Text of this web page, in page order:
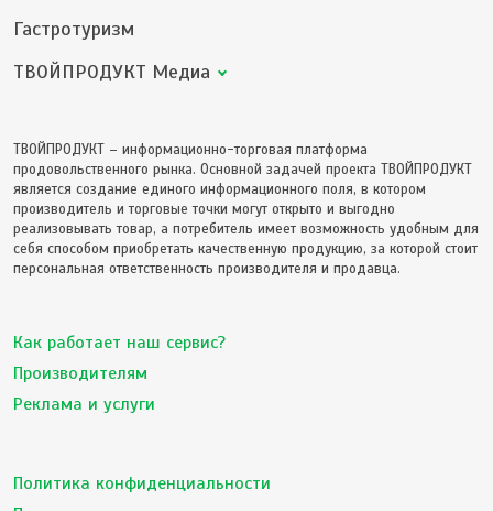
Гастротуризм
ТВОЙПРОДУКТ Медиа
ТВОЙПРОДУКТ – информационно-торговая платформа
продовольственного рынка. Основной задачей проекта ТВОЙПРОДУКТ
является создание единого информационного поля, в котором
производитель и торговые точки могут открыто и выгодно
реализовывать товар, а потребитель имеет возможность удобным для
себя способом приобретать качественную продукцию, за которой стоит
персональная ответственность производителя и продавца.
Как работает наш сервис?
Производителям
Реклама и услуги
Политика конфиденциальности